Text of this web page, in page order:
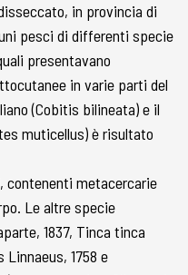
in provincia di
pesci di differenti specie
presentavano
in varie parti del
(Cobitis bilineata) e il
muticellus) è risultato
contenenti metacercarie
Le altre specie
1837, Tinca tinca
Linnaeus, 1758 e